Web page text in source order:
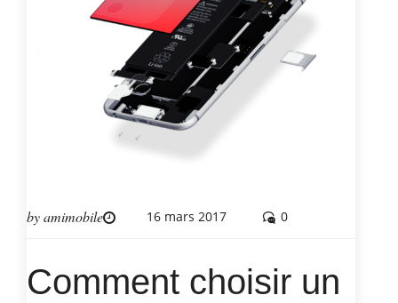
byamimobile 16 mars 2017 0
Comment choisir un